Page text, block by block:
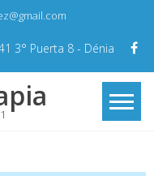
3° Puerta 8 - Dénia